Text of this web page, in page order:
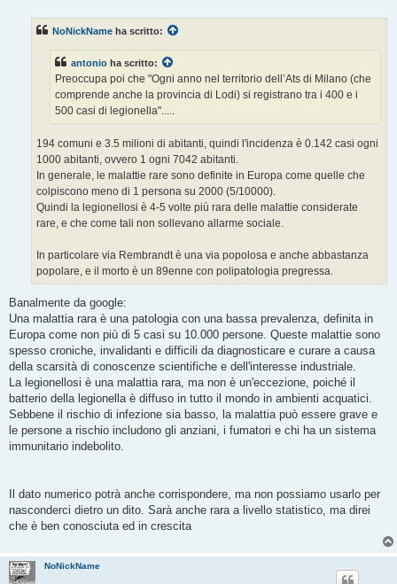
NoNickName ha scritto:
antonio ha scritto:
Preoccupa poi che "Ogni anno nel territorio dell’Ats di Milano (che
comprende anche la provincia di Lodi) si registrano tra i 400 e i
500 casi di legionella".....
194 comuni e 3.5 milioni di abitanti, quindi l'incidenza è 0.142 casi ogni
1000 abitanti, ovvero 1 ogni 7042 abitanti.
In generale, le malattie rare sono definite in Europa come quelle che
colpiscono meno di 1 persona su 2000 (5/10000).
Quindi la legionellosi è 4-5 volte più rara delle malattie considerate
rare, e che come tali non sollevano allarme sociale.
In particolare via Rembrandt è una via popolosa e anche abbastanza
popolare, e il morto è un 89enne con polipatologia pregressa.
Banalmente da google:
Una malattia rara è una patologia con una bassa prevalenza, definita in
Europa come non più di 5 casi su 10.000 persone. Queste malattie sono
spesso croniche, invalidanti e difficili da diagnosticare e curare a causa
della scarsità di conoscenze scientifiche e dell'interesse industriale.
La legionellosi è una malattia rara, ma non è un'eccezione, poiché il
batterio della legionella è diffuso in tutto il mondo in ambienti acquatici.
Sebbene il rischio di infezione sia basso, la malattia può essere grave e
le persone a rischio includono gli anziani, i fumatori e chi ha un sistema
immunitario indebolito.
Il dato numerico potrà anche corrispondere, ma non possiamo usarlo per
nasconderci dietro un dito. Sarà anche rara a livello statistico, ma direi
che è ben conosciuta ed in crescita
NoNickName